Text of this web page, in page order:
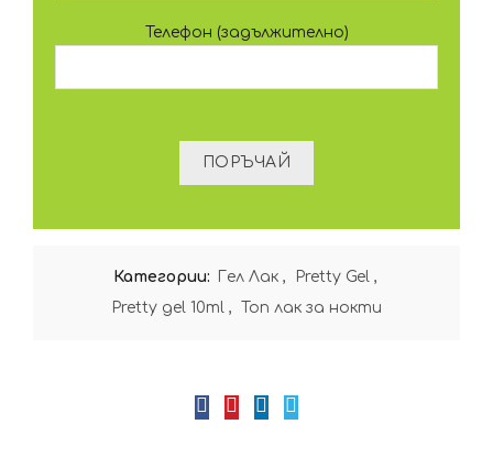
Телефон (задължително)
Категории: Гел Лак , Pretty Gel ,
Pretty gel 10ml , Топ лак за нокти